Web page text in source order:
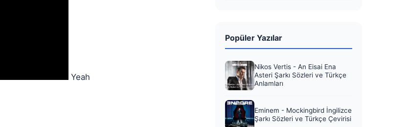
Yeah
Popüler Yazılar
Nikos Vertis - An Eisai Ena
Asteri Şarkı Sözleri ve Türkçe
Anlamları
Eminem - Mockingbird İngilizce
Şarkı Sözleri ve Türkçe Çevirisi